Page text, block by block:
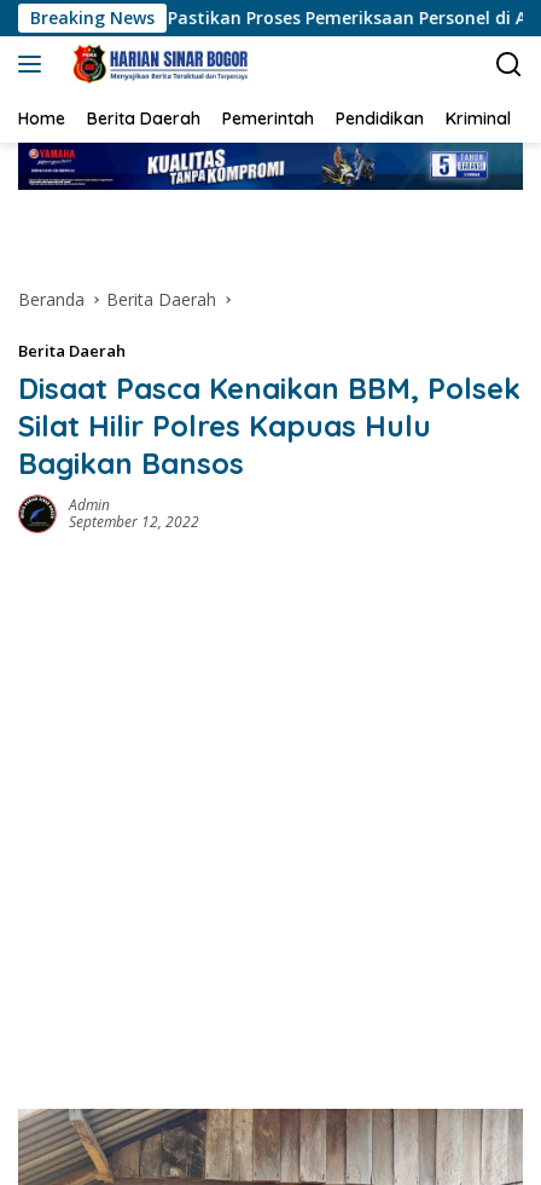
Langsung
ke
konten
Breaking News
Proses Pemeriksaan Personel di Aceh Dilaksanakan Secara
Home Berita Daerah Pemerintah Pendidikan Kriminal
Beranda Berita Daerah
Berita Daerah
Disaat Pasca Kenaikan BBM, Polsek
Silat Hilir Polres Kapuas Hulu
Bagikan Bansos
Admin
September 12, 2022